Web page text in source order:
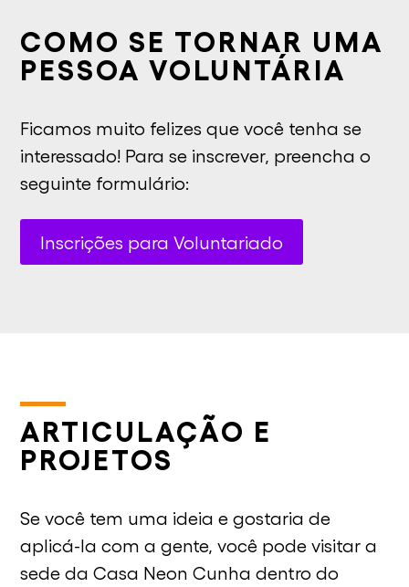
COMO SE TORNAR UMA
PESSOA VOLUNTÁRIA
Ficamos muito felizes que você tenha se
interessado! Para se inscrever, preencha o
seguinte formulário:
Inscrições para Voluntariado
ARTICULAÇÃO E
PROJETOS
Se você tem uma ideia e gostaria de
aplicá-la com a gente, você pode visitar a
sede da Casa Neon Cunha dentro do